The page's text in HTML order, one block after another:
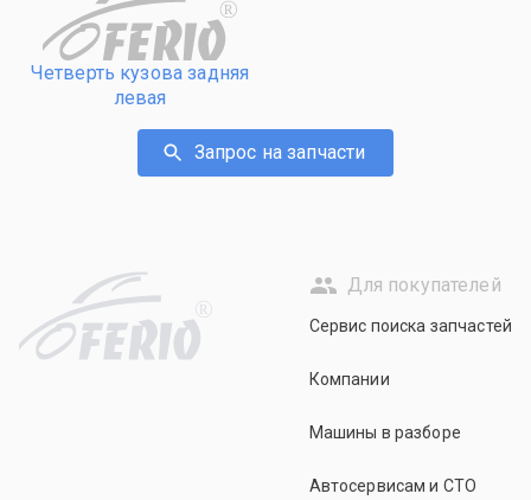
R
Четверть кузова задняя
левая
Запрос на запчасти
R
Для покупателей
Сервис поиска запчастей
Компании
Машины в разборе
Автосервисам и СТО